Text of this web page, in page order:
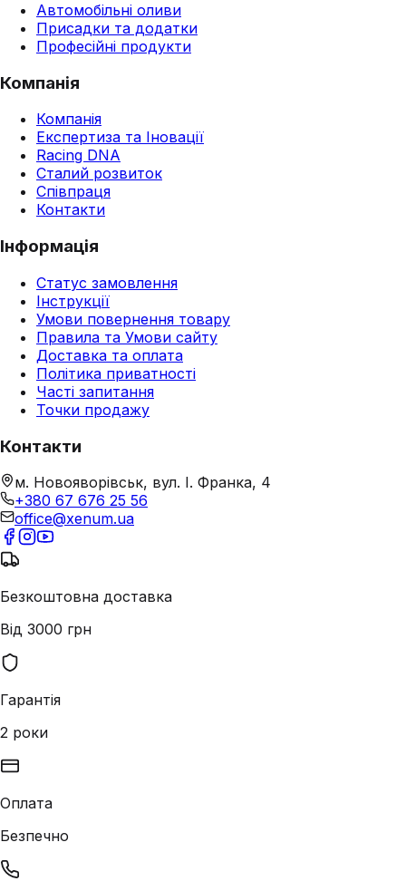
Автомобільні оливи
Присадки та додатки
Професійні продукти
Компанія
Компанія
Експертиза та Іновації
Racing DNA
Сталий розвиток
Співпраця
Контакти
Інформація
Статус замовлення
Інструкції
Умови повернення товару
Правила та Умови сайту
Доставка та оплата
Політика приватності
Часті запитання
Точки продажу
Контакти
м. Новояворівськ, вул. І. Франка, 4
+380 67 676 25 56
office@xenum.ua
Безкоштовна доставка
Від 3000 грн
Гарантія
2 роки
Оплата
Безпечно